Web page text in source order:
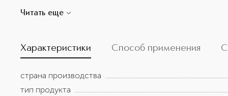
появление пигментных пятен в будущем. Без
медицине за его антиоксидантные свойства.
следы постакне. Ниацинамид помогает визуально
процесса обновления клеток и помогает удалить
осветляя и выравнивая ее тон. Экстракт дрожжей -
Читать еще
Характеристики Способ применения
страна производства
тип продукта